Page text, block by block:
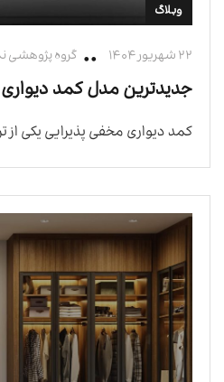
وبلاگ
۲۲ شهریور ۱۴۰۴ گروه پژوهشی
جدیدترین مدل کمد
کمد دیواری مخفی پذیرایی یکی